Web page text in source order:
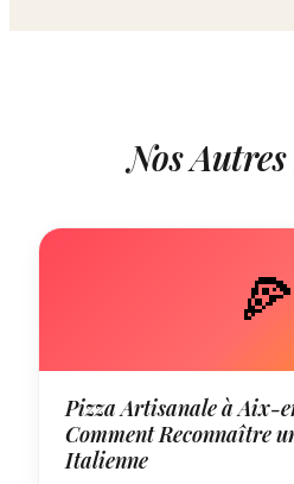
Nos Autres
🍕
Pizza Artisanale à Aix-
Comment Reconnaître
Italienne